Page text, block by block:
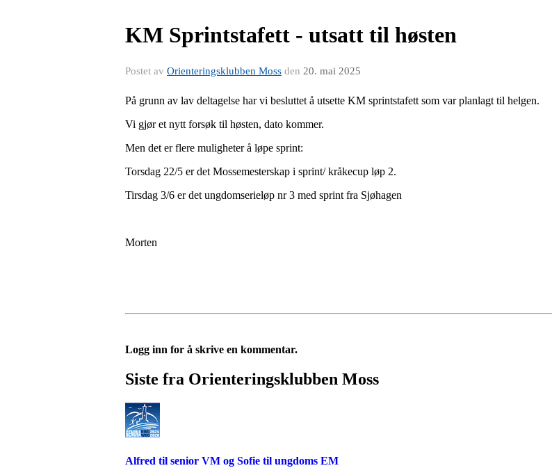
KM Sprintstafett - utsatt til høsten
Postet av Orienteringsklubben Moss den 20. mai 2025
På grunn av lav deltagelse har vi besluttet å utsette KM sprintstafett som var planlagt til helgen.
Vi gjør et nytt forsøk til høsten, dato kommer.
Men det er flere muligheter å løpe sprint:
Torsdag 22/5 er det Mossemesterskap i sprint/ kråkecup løp 2.
Tirsdag 3/6 er det ungdomserieløp nr 3 med sprint fra Sjøhagen
Morten
Logg inn for å skrive en kommentar.
Siste fra Orienteringsklubben Moss
Alfred til senior VM og Sofie til ungdoms EM